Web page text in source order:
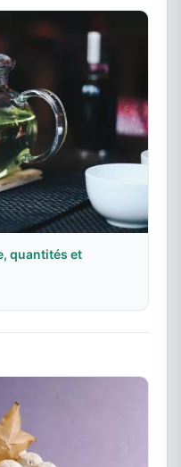
quantités et